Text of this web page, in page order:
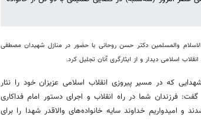
والمسلمین دکتر حسن روحانی با حضور در منازل شهیدان مصطفی
اسلامی دیدار و از ایثارگری آنان تجلیل کرد.
که در مسیر پیروزی انقلاب اسلامی عزیزان خود را نثار
فرزندان شما در راه انقلاب و اجرای دستور امام فداکاری
امیدواریم خداوند سایه خانواده‌های والاقدر شهدا را برای